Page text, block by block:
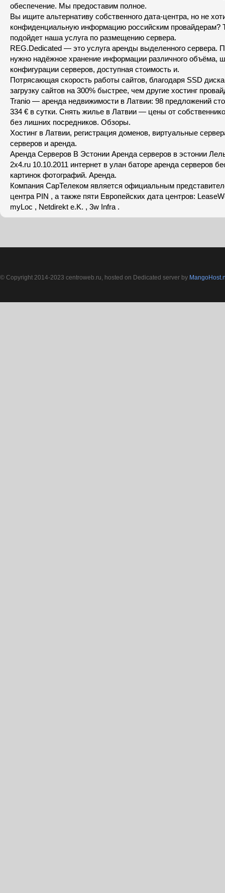
обеспечение. Мы предоставим полное.
Вы ищите альтернативу собственного дата-центра, но не
конфиденциальную информацию российским провайдерам?
подойдет наша услуга по размещению сервера.
REG.Dedicated — это услуга аренды выделенного сервера.
нужно надёжное хранение информации различного объёма,
конфигурации серверов, доступная стоимость и.
Потрясающая скорость работы сайтов, благодаря SSD
загрузку сайтов на 300% быстрее, чем другие хостинг
Tranio — аренда недвижимости в Латвии: 98 предложений
334 € в сутки. Снять жилье в Латвии — цены от
без лишних посредников. Обзоры.
Хостинг в Латвии, регистрация доменов, виртуальные
серверов и аренда.
Аренда Серверов В Эстонии Аренда серверов в эстонии
2x4.ru 10.10.2011 интернет в улан баторе аренда серверов
картинок фотографий. Аренда.
Компания СарТелеком является официальным
центра PIN , а также пяти Европейских дата центров:
myLoc , Netdirekt e.K. , 3w Infra .
© Copyright 2014-2023 centroweb.ru, hosted on Dedicated server by